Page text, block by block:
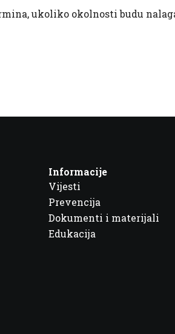
ukoliko okolnosti budu
Informacije
Vijesti
Prevencija
Dokumenti i materijali
Edukacija